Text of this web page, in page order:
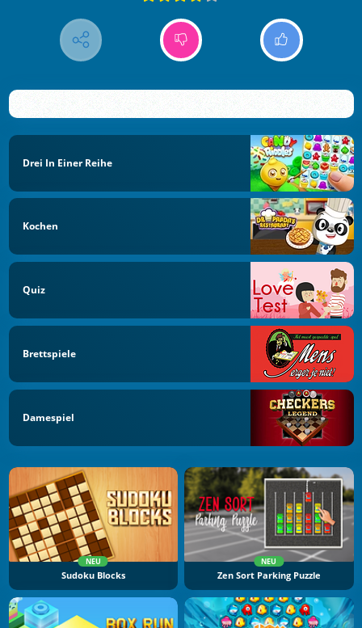
Drei In Einer Reihe
Kochen
Quiz
Brettspiele
Damespiel
NEU
Sudoku Blocks
NEU
Zen Sort Parking Puzzle